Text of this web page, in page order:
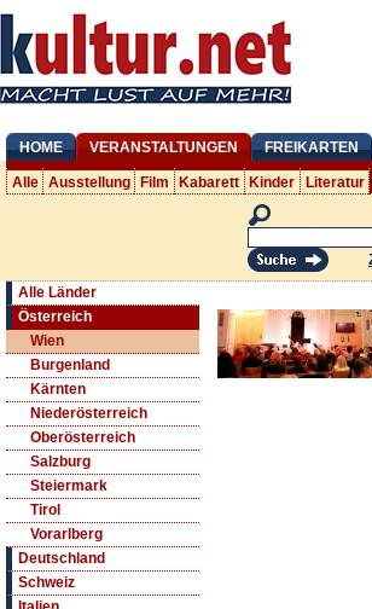
HOME VERANSTALTUNGEN FREIKARTEN
Alle Ausstellung Film Kabarett Kinder Literatur
Alle Länder
Österreich
Wien
Burgenland
Kärnten
Niederösterreich
Oberösterreich
Salzburg
Steiermark
Tirol
Vorarlberg
Deutschland
Schweiz